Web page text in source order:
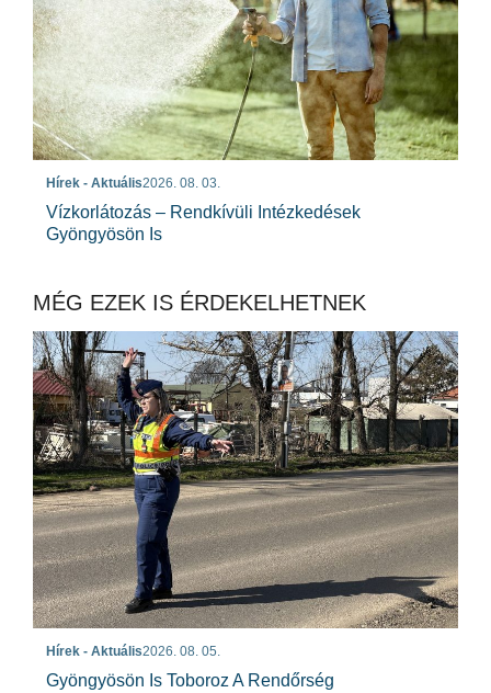
Hírek - Aktuális2026. 08. 03.
Vízkorlátozás – Rendkívüli Intézkedések
Gyöngyösön Is
MÉG EZEK IS ÉRDEKELHETNEK
Hírek - Aktuális2026. 08. 05.
Gyöngyösön Is Toboroz A Rendőrség